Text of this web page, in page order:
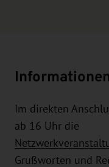
Im direkten
ab 16 Uhr die
Grußworten und